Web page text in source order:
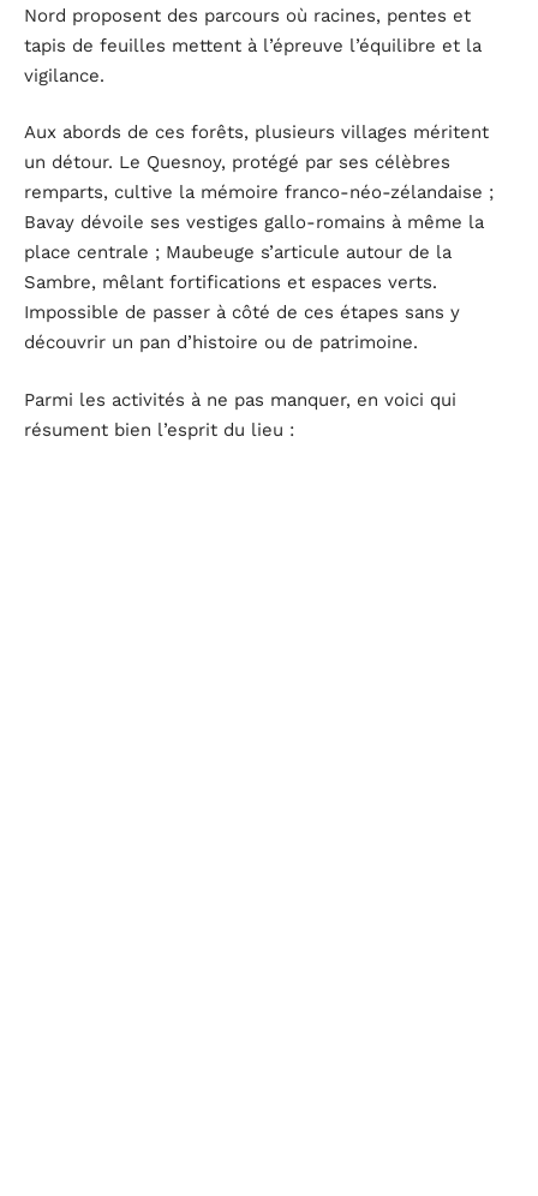
Nord proposent des parcours où racines, pentes et
tapis de feuilles mettent à l’épreuve l’équilibre et la
vigilance.
Aux abords de ces forêts, plusieurs villages méritent
un détour. Le Quesnoy, protégé par ses célèbres
remparts, cultive la mémoire franco-néo-zélandaise ;
Bavay dévoile ses vestiges gallo-romains à même la
place centrale ; Maubeuge s’articule autour de la
Sambre, mêlant fortifications et espaces verts.
Impossible de passer à côté de ces étapes sans y
découvrir un pan d’histoire ou de patrimoine.
Parmi les activités à ne pas manquer, en voici qui
résument bien l’esprit du lieu :